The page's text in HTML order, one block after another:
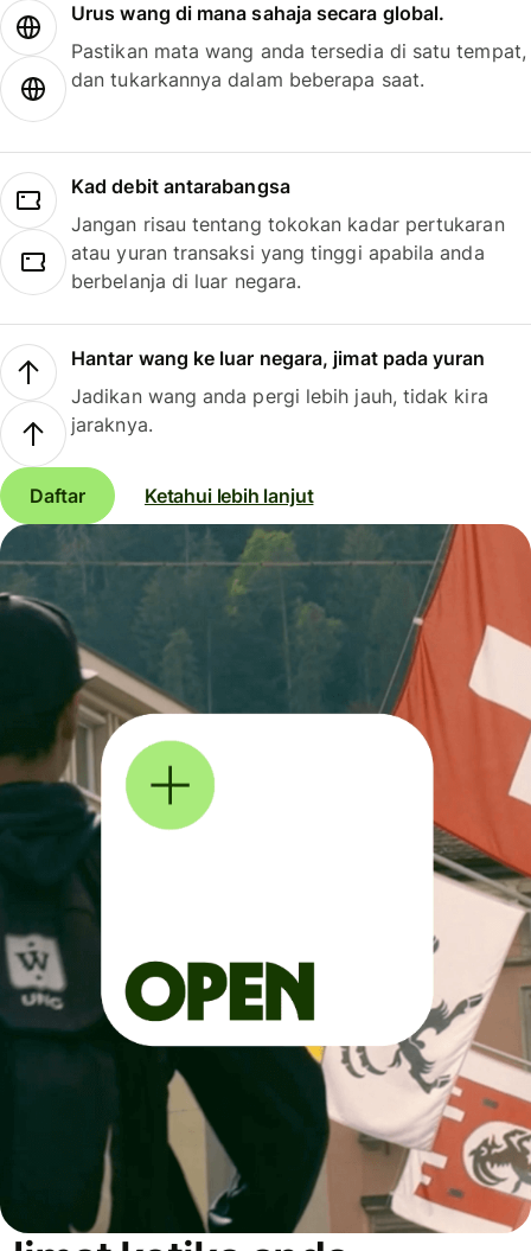
Urus wang di mana sahaja secara global.
Pastikan mata wang anda tersedia di satu tempat,
dan tukarkannya dalam beberapa saat.
Kad debit antarabangsa
Jangan risau tentang tokokan kadar pertukaran
atau yuran transaksi yang tinggi apabila anda
berbelanja di luar negara.
Hantar wang ke luar negara, jimat pada yuran
Jadikan wang anda pergi lebih jauh, tidak kira
jaraknya.
Daftar Ketahui lebih lanjut